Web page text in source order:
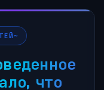
что